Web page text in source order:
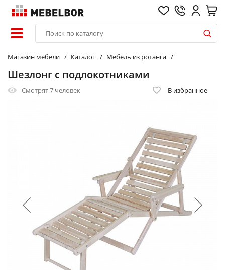
Магазин мебели Каталог Мебель из ротанга
Шезлонг с подлокотниками
Смотрят7 человек В избранное